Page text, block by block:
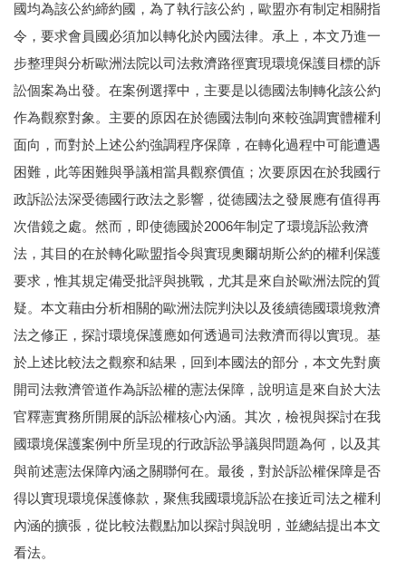
國均為該公約締約國，為了執行該公約，歐盟亦有制定相關指
令，要求會員國必須加以轉化於內國法律。承上，本文乃進一
步整理與分析歐洲法院以司法救濟路徑實現環境保護目標的訴
訟個案為出發。在案例選擇中，主要是以德國法制轉化該公約
作為觀察對象。主要的原因在於德國法制向來較強調實體權利
面向，而對於上述公約強調程序保障，在轉化過程中可能遭遇
困難，此等困難與爭議相當具觀察價值；次要原因在於我國行
政訴訟法深受德國行政法之影響，從德國法之發展應有值得再
次借鏡之處。然而，即使德國於2006年制定了環境訴訟救濟
法，其目的在於轉化歐盟指令與實現奧爾胡斯公約的權利保護
要求，惟其規定備受批評與挑戰，尤其是來自於歐洲法院的質
疑。本文藉由分析相關的歐洲法院判決以及後續德國環境救濟
法之修正，探討環境保護應如何透過司法救濟而得以實現。基
於上述比較法之觀察和結果，回到本國法的部分，本文先對廣
開司法救濟管道作為訴訟權的憲法保障，說明這是來自於大法
官釋憲實務所開展的訴訟權核心內涵。其次，檢視與探討在我
國環境保護案例中所呈現的行政訴訟爭議與問題為何，以及其
與前述憲法保障內涵之關聯何在。最後，對於訴訟權保障是否
得以實現環境保護條款，聚焦我國環境訴訟在接近司法之權利
內涵的擴張，從比較法觀點加以探討與說明，並總結提出本文
看法。